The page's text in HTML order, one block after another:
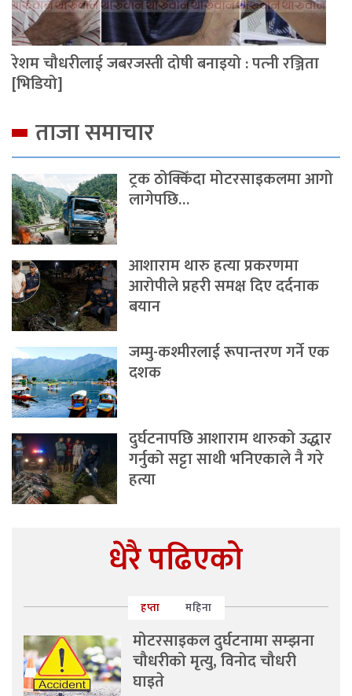
रेशम चौधरीलाई जबरजस्ती दोषी बनाइयो : पत्‍नी रञ्जिता
[भिडियो]
ताजा समाचार
ट्रक ठोक्किँदा मोटरसाइकलमा आगो
लागेपछि…
आशाराम थारु हत्या प्रकरणमा
आरोपीले प्रहरी समक्ष दिए दर्दनाक
बयान
जम्मु-कश्मीरलाई रूपान्तरण गर्ने एक
दशक
दुर्घटनापछि आशाराम थारुको उद्धार
गर्नुको सट्टा साथी भनिएकाले नै गरे
हत्या
धेरै पढिएको
हप्ता महिना
मोटरसाइकल दुर्घटनामा सम्झना
चौधरीको मृत्यु, विनोद चौधरी
घाइते